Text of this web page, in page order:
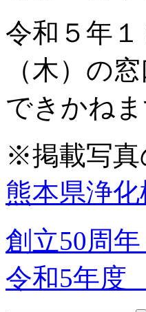
令和５年
（木）の
できかね
※掲載写真
熊本県浄
創立50周
令和5年度